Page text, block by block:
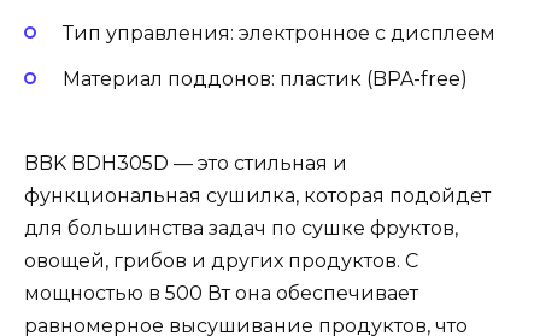
Тип управления: электронное с дисплеем
Материал поддонов: пластик (BPA-free)
BBK BDH305D — это стильная и
функциональная сушилка, которая подойдет
для большинства задач по сушке фруктов,
овощей, грибов и других продуктов. С
мощностью в 500 Вт она обеспечивает
равномерное высушивание продуктов, что